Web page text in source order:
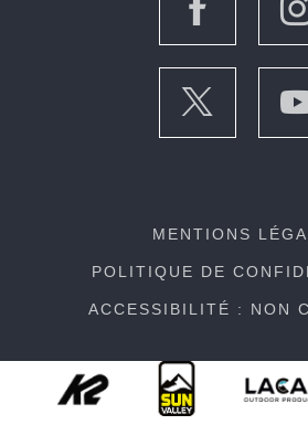
MENTIONS
POLITIQUE DE
ACCESSIBILITÉ : NON